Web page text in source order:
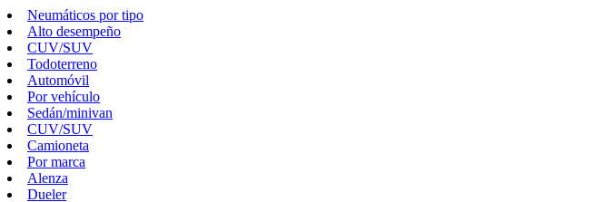
Neumáticos por tipo
Alto desempeño
CUV/SUV
Todoterreno
Automóvil
Por vehículo
Sedán/minivan
CUV/SUV
Camioneta
Por marca
Alenza
Dueler